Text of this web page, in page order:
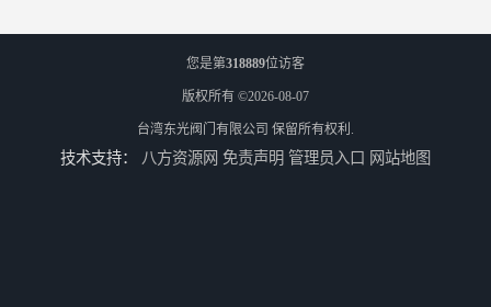
您是第318889位访客
版权所有 ©2026-08-07
台湾东光阀门有限公司 保留所有权利.
技术支持： 八方资源网 免责声明 管理员入口 网站地图